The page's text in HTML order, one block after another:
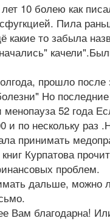
10 болею как
Пила
то забыла
прошло после
Но
52 года
и по нескольку
принимать
книг Курпатова
проблем.
дальше, можно
Вам благодарна!